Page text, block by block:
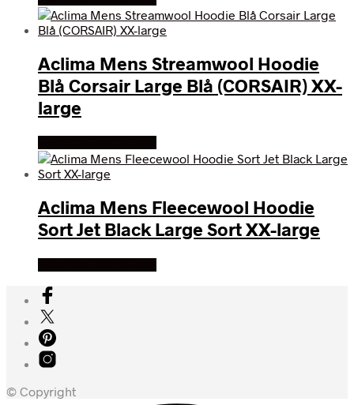
Aclima Mens Streamwool Hoodie
Blå Corsair Large Blå (CORSAIR) XX-
large
Aclima Mens Fleecewool Hoodie
Sort Jet Black Large Sort XX-large
© Copyright